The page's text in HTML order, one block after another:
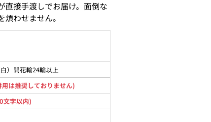
直接手渡しでお届け。面倒な
わせません。
）開花輪24輪以上
は推奨しておりません)
文字以内)